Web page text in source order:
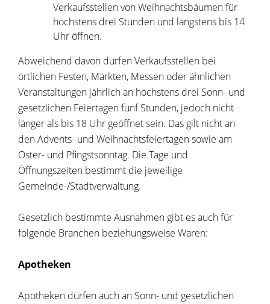
Verkaufsstellen von Weihnachtsbäumen für
höchstens drei Stunden und längstens bis 14
Uhr öffnen.
Abweichend davon dürfen Verkaufsstellen bei
örtlichen Festen, Märkten, Messen oder ähnlichen
Veranstaltungen jährlich an höchstens drei Sonn- und
gesetzlichen Feiertagen fünf Stunden, jedoch nicht
länger als bis 18 Uhr geöffnet sein. Das gilt nicht an
den Advents- und Weihnachtsfeiertagen sowie am
Oster- und Pfingstsonntag. Die Tage und
Öffnungszeiten bestimmt die jeweilige
Gemeinde-/Stadtverwaltung.
Gesetzlich bestimmte Ausnahmen gibt es auch für
folgende Branchen beziehungsweise Waren:
Apotheken
Apotheken dürfen auch an Sonn- und gesetzlichen